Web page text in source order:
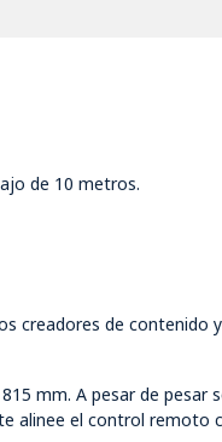
de 10 metros.
creadores de contenido
mm. A pesar de pesar
alinee el control remoto